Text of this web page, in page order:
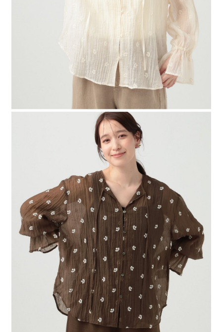
１．透過由恩沛科技股份有限公司提供之「AFTEE先享後付」服務完成之交
易，需依本服務之必要範圍內提供個人資料，並將交易相關給付款項請求債
權轉讓予恩沛科技股份有限公司。
２．關於個人資料處理事宜，請瀏覽以下網址：
https://aftee.tw/terms/#terms3
３．未成年的使用者請事先徵得法定代理人或監護人之同意方可使用
「AFTEE先享後付」，若未經同意申辦者引起之損失，本公司不負相關責
４．使用「AFTEE先享後付」時，將依據個別帳號之用戶狀況，依本公司即
時審查核予不同之上限額度；若仍有額度不足之情形，本公司將視審查結果
５．嚴禁一人註冊多個帳號或使用他人資訊註冊。若發現惡意使用之情形，
恩沛科技股份有限公司將有權停止該用戶之使用額度並採取法律行動。